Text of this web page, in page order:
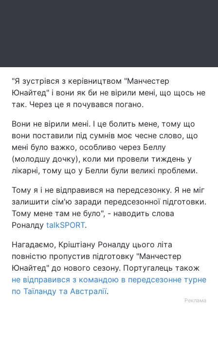
Тема оформлення
"Я зустрівся з керівництвом "Манчестер
Юнайтед" і вони як би не вірили мені, що щось не
так. Через це я почувався погано.
Вони не вірили мені. І це болить мене, тому що
вони поставили під сумнів моє чесне слово, що
мені було важко, особливо через Беллу
(молодшу дочку), коли ми провели тиждень у
лікарні, тому що у Белли були великі проблеми.
Тому я і не відправився на передсезонку. Я не міг
залишити сім'ю заради передсезонної підготовки.
Тому мене там не було", - наводить слова
Роналду talkSPORT.
Нагадаємо, Кріштіану Роналду цього літа
повністю пропустив підготовку "Манчестер
Юнайтед" до нового сезону. Португалець також
не відправився з командою в передсезонне турне
по Таїланду та Австралії.
Реклама